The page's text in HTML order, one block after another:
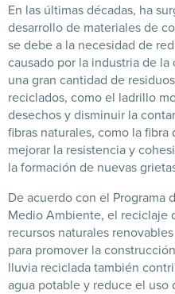
En las últimas décadas, ha
desarrollo de materiales de
se debe a la necesidad de
causado por la industria de
una gran cantidad de
reciclados, como el ladrillo
desechos y disminuir la
fibras naturales, como la
mejorar la resistencia y
la formación de nuevas
De acuerdo con el Programa
Medio Ambiente, el reciclaje
recursos naturales
para promover la
lluvia reciclada también
agua potable y reduce el uso